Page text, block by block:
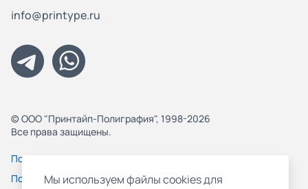
info@printype.ru
© ООО "Принтайп-Полиграфия", 1998-2026
Все права защищены.
Политика конфиденциальности
Пользовательское соглашение
Мы используем файлы cookies для